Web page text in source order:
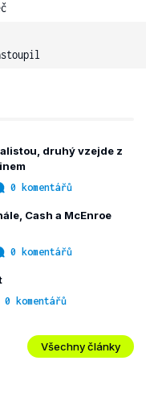
druhý vzejde z
0 komentářů
Cash a McEnroe
0 komentářů
0 komentářů
Všechny články